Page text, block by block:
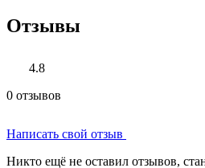
Отзывы
4.8
0 отзывов
Написать свой отзыв
Никто ещё не оставил отзывов,